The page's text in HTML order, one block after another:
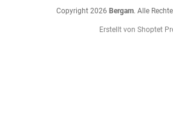
Erstellt von Shoptet
Copyright 2026 Bergam. Alle